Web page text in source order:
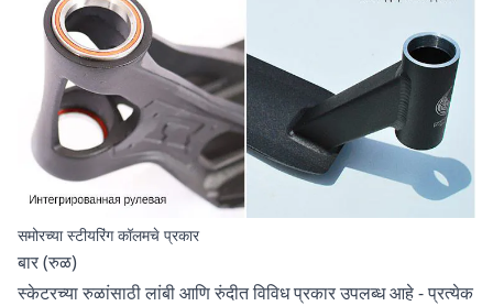
समोरच्या स्टीयरिंग कॉलमचे प्रकार
बार (रुळ)
स्केटरच्या रुळांसाठी लांबी आणि रुंदीत विविध प्रकार उपलब्ध आहे - प्रत्येक